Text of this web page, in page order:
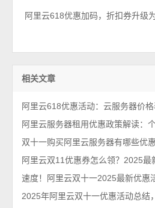
阿里云618优惠加码，折扣券升级
相关文章
阿里云双11优惠券怎么领？2025最